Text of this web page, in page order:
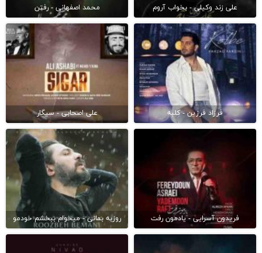
علی زند وکیلی - بخواب آروم محمد اصفهانی - رفتن
فرزاد فرزین - کلبه علی اصحابی - سیگار
فریدون آسرایی - یادمون رفت روزبه بمانی - میخوام ببخشم خودمو